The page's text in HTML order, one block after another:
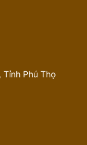
Phú Thọ